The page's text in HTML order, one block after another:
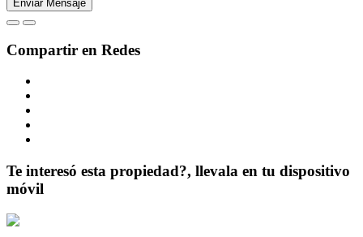
Compartir en Redes
Te interesó esta propiedad?, llevala en tu dispositivo
móvil